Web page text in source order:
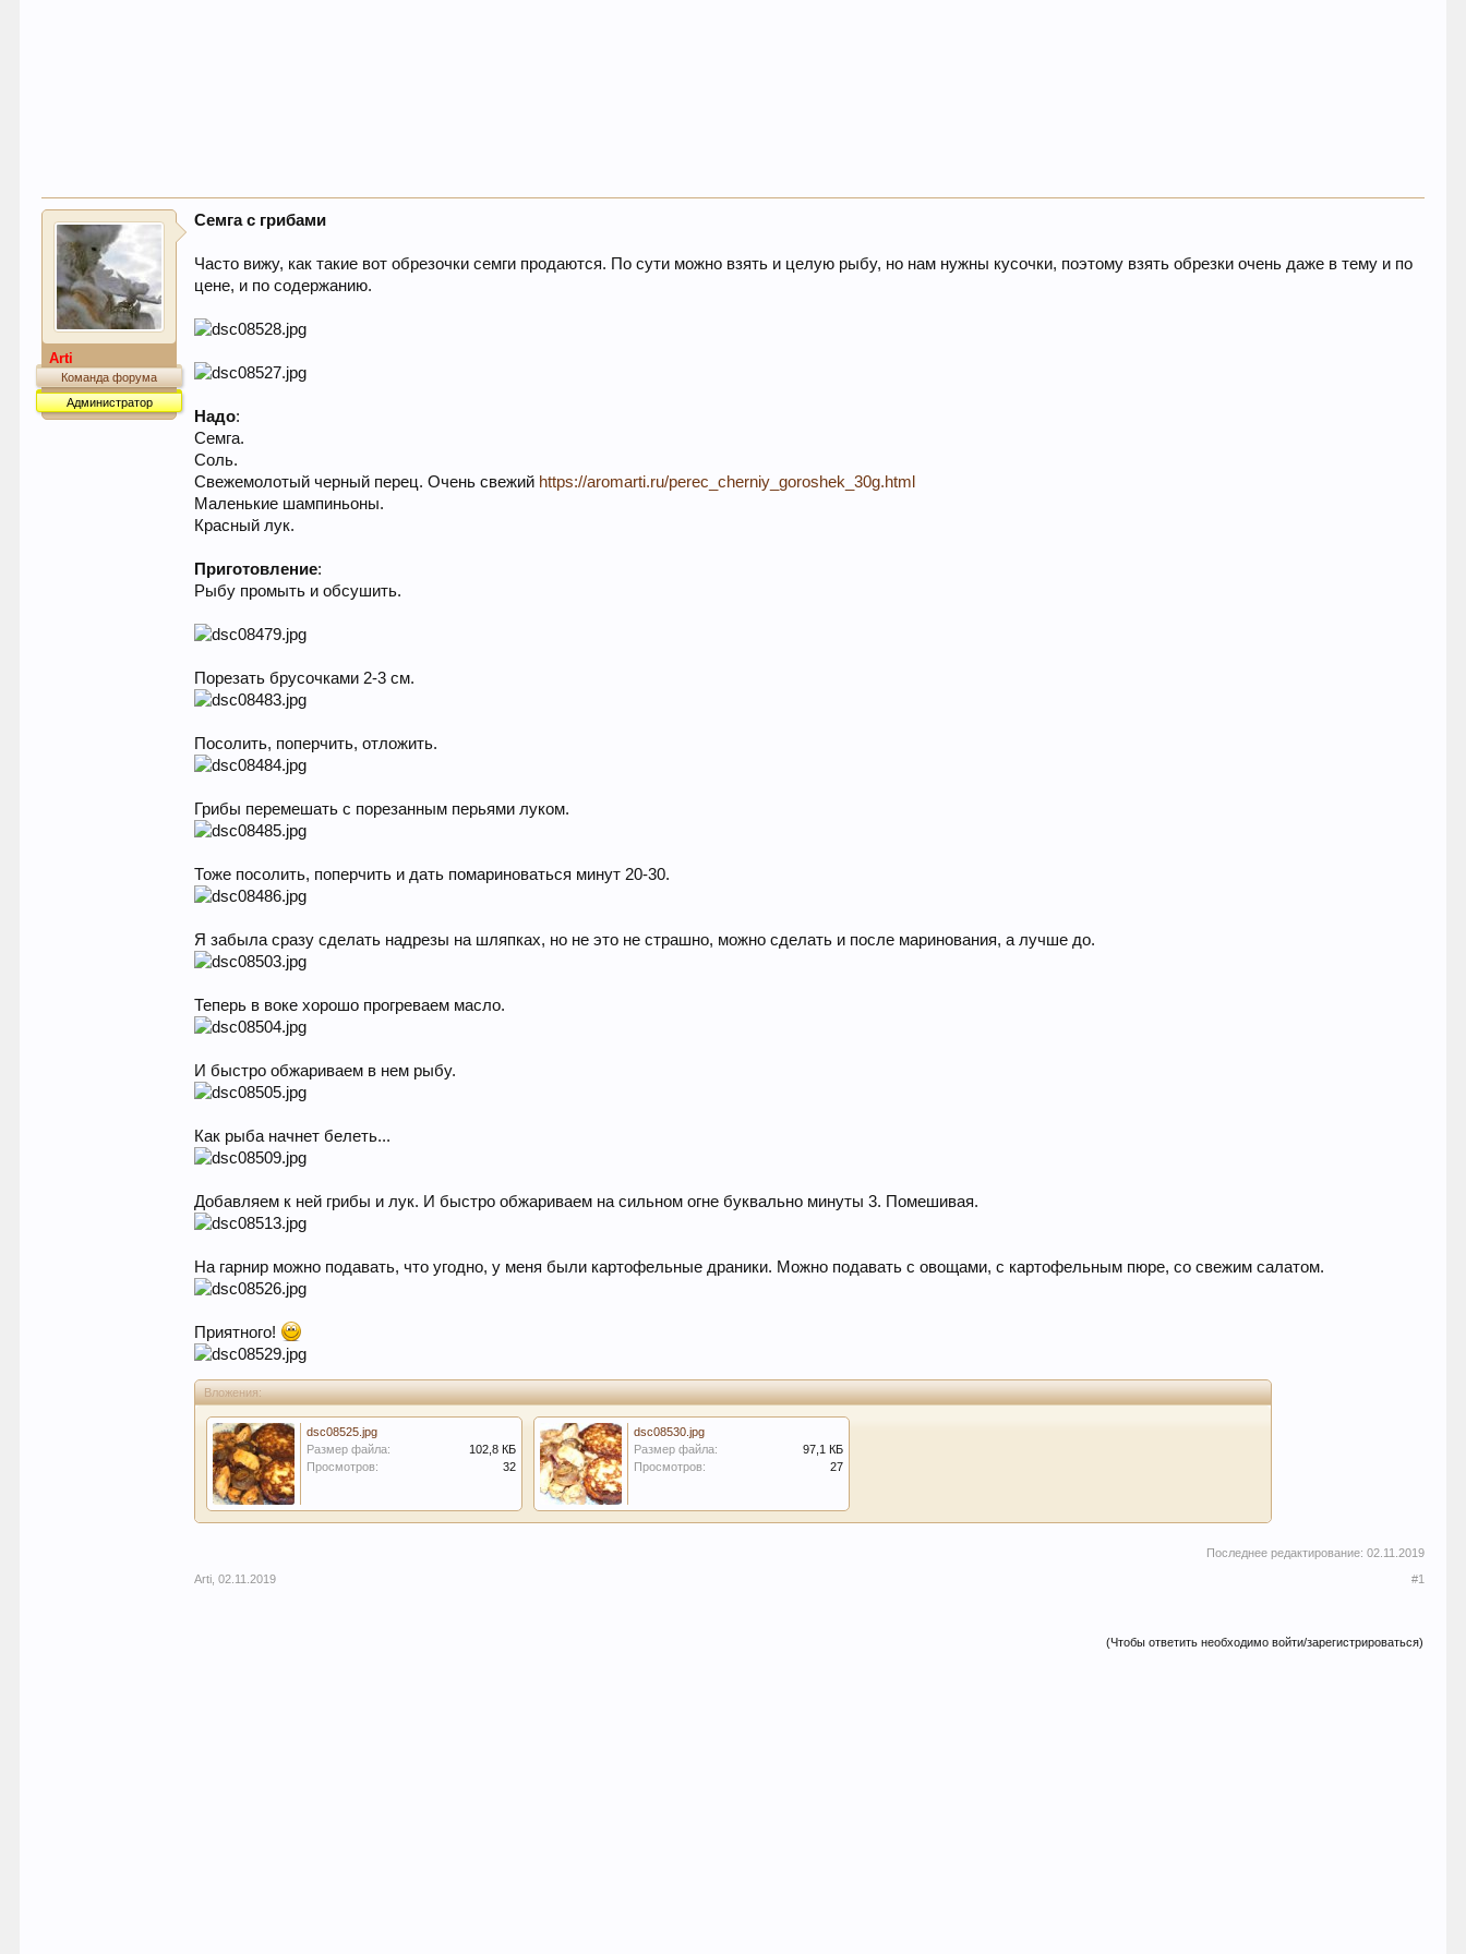
Arti
Команда форума
Администратор
Семга с грибами
Часто вижу, как такие вот обрезочки семги продаются. По сути можно взять и целую рыбу, но нам нужны кусочки, поэтому взять обрезки очень даже в тему и по
цене, и по содержанию.
Надо:
Семга.
Соль.
Свежемолотый черный перец. Очень свежий https://aromarti.ru/perec_cherniy_goroshek_30g.html
Маленькие шампиньоны.
Красный лук.
Приготовление:
Рыбу промыть и обсушить.
Порезать брусочками 2-3 см.
Посолить, поперчить, отложить.
Грибы перемешать с порезанным перьями луком.
Тоже посолить, поперчить и дать помариноваться минут 20-30.
Я забыла сразу сделать надрезы на шляпках, но не это не страшно, можно сделать и после маринования, а лучше до.
Теперь в воке хорошо прогреваем масло.
И быстро обжариваем в нем рыбу.
Как рыба начнет белеть...
Добавляем к ней грибы и лук. И быстро обжариваем на сильном огне буквально минуты 3. Помешивая.
На гарнир можно подавать, что угодно, у меня были картофельные драники. Можно подавать с овощами, с картофельным пюре, со свежим салатом.
Приятного!
Вложения:
dsc08525.jpg
Размер файла:
102,8 КБ
Просмотров:
32
dsc08530.jpg
Размер файла:
97,1 КБ
Просмотров:
27
Последнее редактирование: 02.11.2019
Arti 02.11.2019 #1
(Чтобы ответить необходимо войти/зарегистрироваться)